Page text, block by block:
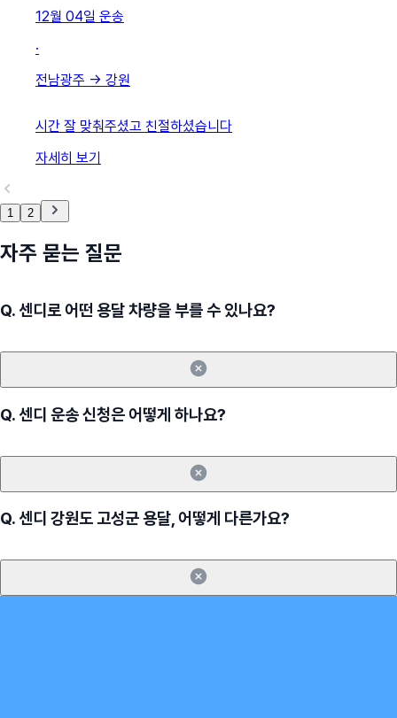
12월 04일 운송
·
전남광주 → 강원
시간 잘 맞춰주셨고 친절하셨습니다
자세히 보기
1 2
자주 묻는 질문
Q.센디로 어떤 용달 차량을 부를 수 있나요?
Q.센디 운송 신청은 어떻게 하나요?
Q.센디 강원도 고성군 용달, 어떻게 다른가요?